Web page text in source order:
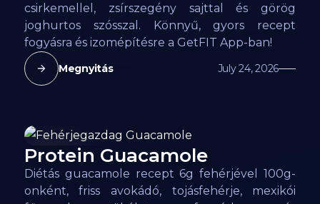
csirkemellel, zsírszegény sajttal és görög
joghurtos szósszal. Könnyű, gyors recept
fogyásra és izomépítésre a GetFIT App-ban!
Megnyitás July 24, 2026
106kcal
Protein Guacamole
Diétás guacamole recept 6g fehérjével 100g-
onként, friss avokádó, tojásfehérje, mexikói